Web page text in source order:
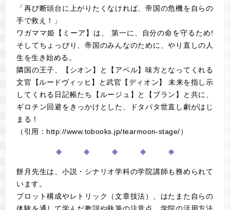
「再び断頭台に上がりたくなければ、帝国の危機を自らの
手で救え！」
ワガママ姫【ミーア】は、 第一に、自分の命を守るため!
そしてちょっぴり、帝国のみんなのために、やり直しの人
生を生き始める。
隣国の王子、【シオン】と【アベル】味方となってくれる
文官【ルードヴィッヒ】と武官【ディオン】 未来を指し示
してくれる日記帳たち【ルージュ】と【ブラン】と共に、
ギロチン回避をきっかけとした、ドタバタ世直し劇がはじ
まる！
（引用：http://www.tobooks.jp/tearmoon-stage/）
◆ ◆ ◆ ◆ ◆
餅月先生は、小説・シナリオ学科の学院講師も務められて
います。
プロット構成やレトリック（文章技法）、はたまた自らの